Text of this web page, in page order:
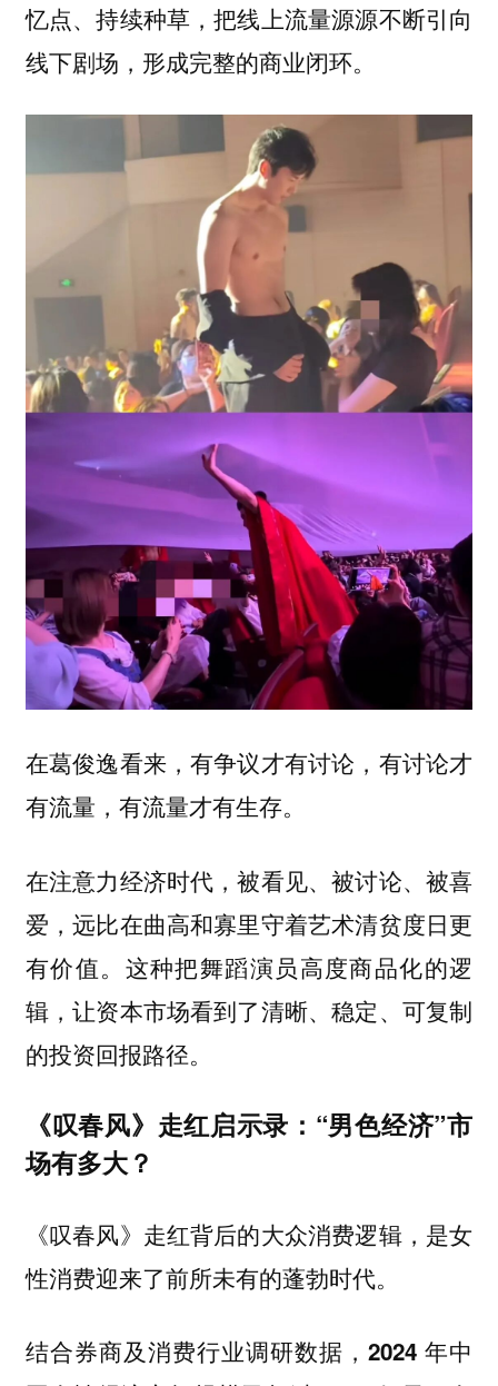
忆点、持续种草，把线上流量源源不断引向
线下剧场，形成完整的商业闭环。
在葛俊逸看来，有争议才有讨论，有讨论才
有流量，有流量才有生存。
在注意力经济时代，被看见、被讨论、被喜
爱，远比在曲高和寡里守着艺术清贫度日更
有价值。这种把舞蹈演员高度商品化的逻
辑，让资本市场看到了清晰、稳定、可复制
的投资回报路径。
《叹春风》走红启示录：“男色经济”市
场有多大？
《叹春风》走红背后的大众消费逻辑，是女
性消费迎来了前所未有的蓬勃时代。
结合券商及消费行业调研数据，2024 年中